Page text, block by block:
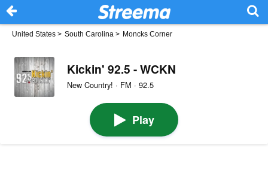
United States > South Carolina > Moncks Corner
Kickin' 92.5 - WCKN
New Country! · FM · 92.5
Play